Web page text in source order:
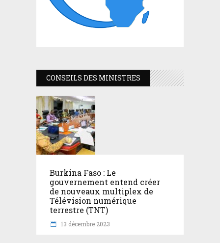
CONSEILS DES MINISTRES
Burkina Faso : Le
gouvernement entend créer
de nouveaux multiplex de
Télévision numérique
terrestre (TNT)
13 décembre 2023